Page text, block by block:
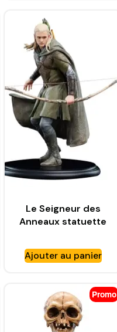
Le Seigneur des
Anneaux statuette
WORKSHOP
Ajouter au panier
Promo